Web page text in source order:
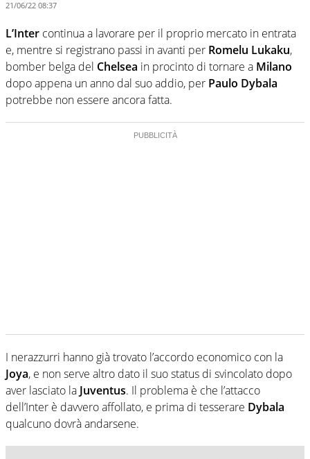
21/06/22 08:37
L’Inter continua a lavorare per il proprio mercato in entrata
e, mentre si registrano passi in avanti per Romelu Lukaku,
bomber belga del Chelsea in procinto di tornare a Milano
dopo appena un anno dal suo addio, per Paulo Dybala
potrebbe non essere ancora fatta.
I nerazzurri hanno già trovato l’accordo economico con la
Joya, e non serve altro dato il suo status di svincolato dopo
aver lasciato la Juventus. Il problema è che l’attacco
dell’Inter è davvero affollato, e prima di tesserare Dybala
qualcuno dovrà andarsene.